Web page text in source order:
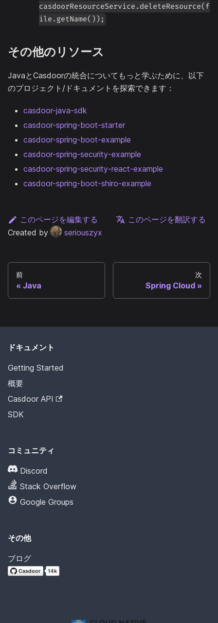
casdoorResourceService.deleteResource(f
ile.getName());
その他のリソース
JavaとCasdoorの統合についてもっと学ぶために、以下
のプロジェクト/ドキュメントを探索できます：
casdoor-java-sdk
casdoor-spring-boot-starter
casdoor-spring-boot-example
casdoor-spring-security-example
casdoor-spring-security-react-example
casdoor-spring-boot-shiro-example
このページを編集する
このページを翻訳する
Created by
seriouszyx
前
Java
次
Spring Cloud
ドキュメント
Getting Started
概要
Casdoor API
SDK
コミュニティ
Discord
Stack Overflow
Google Groups
その他
ブログ